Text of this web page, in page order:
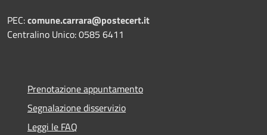
PEC:comune.carrara@postecert.it
Centralino Unico: 0585 6411
Prenotazione appuntamento
Segnalazione disservizio
Leggi le FAQ